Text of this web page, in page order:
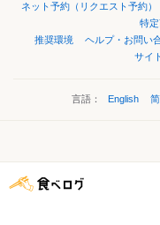
ネット予約（リクエスト予約）
特
推奨環境
ヘルプ・お問い
サイ
言語： English